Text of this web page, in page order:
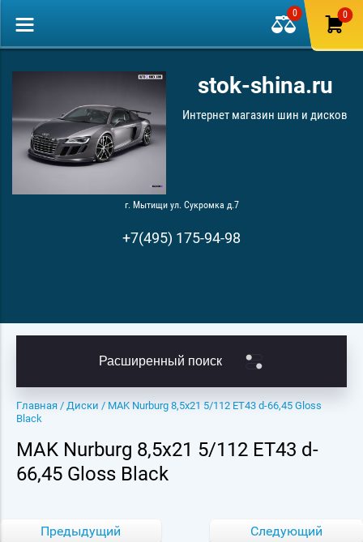
0
0
stok-shina.ru
Интернет магазин шин и дисков
г. Мытищи ул. Сукромка д.7
+7(495) 175-94-98
Расширенный поиск
Главная / Диски / MAK Nurburg 8,5x21 5/112 ET43 d-66,45 Gloss
Black
MAK Nurburg 8,5x21 5/112 ET43 d-
66,45 Gloss Black
Предыдущий Следующий